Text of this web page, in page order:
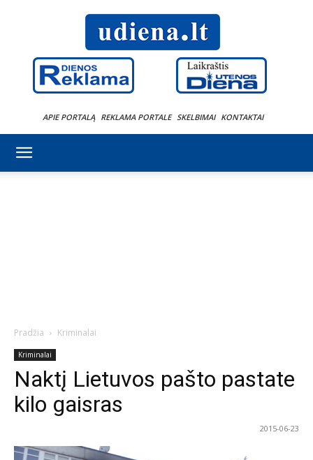
APIE PORTALĄ REKLAMA PORTALE SKELBIMAI KONTAKTAI
Pradžia Kriminalai
Kriminalai
Naktį Lietuvos pašto pastate
kilo gaisras
2015-06-23